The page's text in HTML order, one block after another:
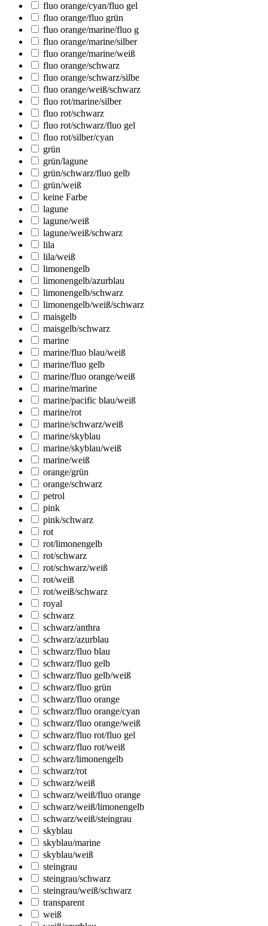
fluo orange/cyan/fluo gel
fluo orange/fluo grün
fluo orange/marine/fluo g
fluo orange/marine/silber
fluo orange/marine/weiß
fluo orange/schwarz
fluo orange/schwarz/silbe
fluo orange/weiß/schwarz
fluo rot/marine/silber
fluo rot/schwarz
fluo rot/schwarz/fluo gel
fluo rot/silber/cyan
grün
grün/lagune
grün/schwarz/fluo gelb
grün/weiß
keine Farbe
lagune
lagune/weiß
lagune/weiß/schwarz
lila
lila/weiß
limonengelb
limonengelb/azurblau
limonengelb/schwarz
limonengelb/weiß/schwarz
maisgelb
maisgelb/schwarz
marine
marine/fluo blau/weiß
marine/fluo gelb
marine/fluo orange/weiß
marine/marine
marine/pacific blau/weiß
marine/rot
marine/schwarz/weiß
marine/skyblau
marine/skyblau/weiß
marine/weiß
orange/grün
orange/schwarz
petrol
pink
pink/schwarz
rot
rot/limonengelb
rot/schwarz
rot/schwarz/weiß
rot/weiß
rot/weiß/schwarz
royal
schwarz
schwarz/anthra
schwarz/azurblau
schwarz/fluo blau
schwarz/fluo gelb
schwarz/fluo gelb/weiß
schwarz/fluo grün
schwarz/fluo orange
schwarz/fluo orange/cyan
schwarz/fluo orange/weiß
schwarz/fluo rot/fluo gel
schwarz/fluo rot/weiß
schwarz/limonengelb
schwarz/rot
schwarz/weiß
schwarz/weiß/fluo orange
schwarz/weiß/limonengelb
schwarz/weiß/steingrau
skyblau
skyblau/marine
skyblau/weiß
steingrau
steingrau/schwarz
steingrau/weiß/schwarz
transparent
weiß